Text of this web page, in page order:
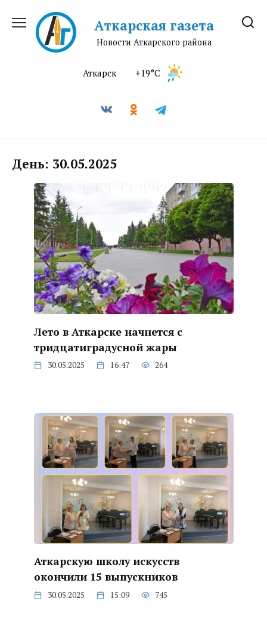
содержанию
Аткарская газета
Новости Аткарского района
Аткарск +19°C
День: 30.05.2025
Лето в Аткарске начнется с
тридцатиградусной жары
30.05.2025 16:47 264
Аткарскую школу искусств
окончили 15 выпускников
30.05.2025 15:09 745